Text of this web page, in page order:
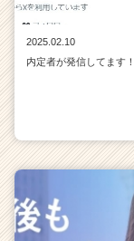
2025.02.10
内定者が発信してます！